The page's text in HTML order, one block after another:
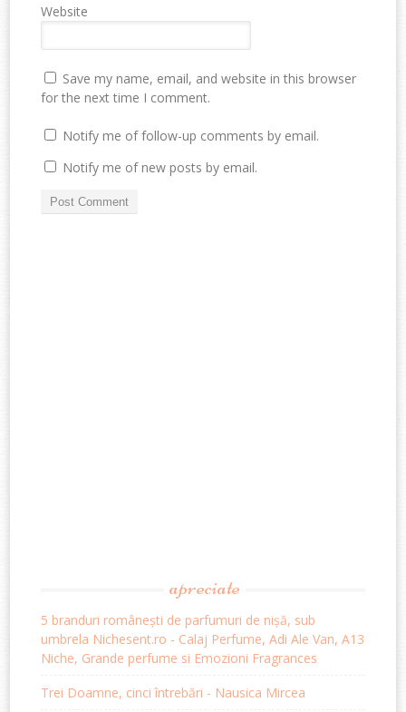
Website
Save my name, email, and website in this browser
for the next time I comment.
Notify me of follow-up comments by email.
Notify me of new posts by email.
apreciate
5 branduri românești de parfumuri de nișă, sub
umbrela Nichesent.ro - Calaj Perfume, Adi Ale Van, A13
Niche, Grande perfume si Emozioni Fragrances
Trei Doamne, cinci întrebări - Nausica Mircea